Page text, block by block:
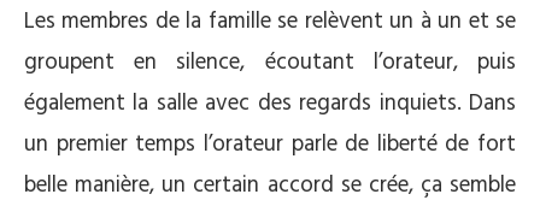
Les membres de la famille se relèvent un à un et se
groupent en silence, écoutant l’orateur, puis
également la salle avec des regards inquiets. Dans
un premier temps l’orateur parle de liberté de fort
belle manière, un certain accord se crée, ça semble